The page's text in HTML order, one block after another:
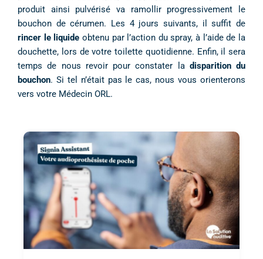
produit ainsi pulvérisé va ramollir progressivement le
bouchon de cérumen. Les 4 jours suivants, il suffit de
rincer le liquide obtenu par l’action du spray, à l’aide de la
douchette, lors de votre toilette quotidienne. Enfin, il sera
temps de nous revoir pour constater la disparition du
bouchon. Si tel n’était pas le cas, nous vous orienterons
vers votre Médecin ORL.